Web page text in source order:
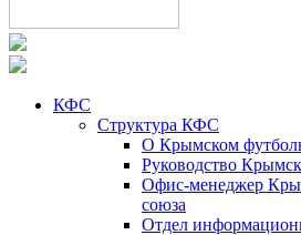
КФС
Структура КФС
О Крымском
Руководство
Офис-менеджер
союза
Отдел